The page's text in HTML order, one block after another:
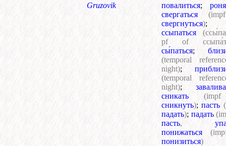
Gruzovik
повалиться;
свергаться
свергнуться);
ссыпаться
pf of
сы́паться;
(temporal
night);
(temporal
night);
сникать
сникнуть);пасть
падать); падать
пасть,
понижаться
понизиться)